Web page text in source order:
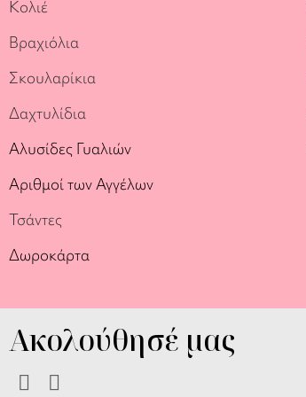
Κολιέ
Βραχιόλια
Σκουλαρίκια
Δαχτυλίδια
Αλυσίδες Γυαλιών
Αριθμοί των Αγγέλων
Τσάντες
Δωροκάρτα
Ακολούθησέ μας